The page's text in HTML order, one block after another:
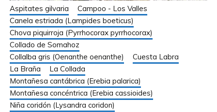
Aspitates gilvaria
Campoo - Los Valles
Canela estriada (Lampides boeticus)
Chova piquirroja (Pyrrhocorax pyrrhocorax)
Collado de Somahoz
Collalba gris (Oenanthe oenanthe)
Cuesta Labra
La Braña
La Collada
Montañesa cantábrica (Erebia palarica)
Montañesa concéntrica (Erebia cassioides)
Niña coridón (Lysandra coridon)